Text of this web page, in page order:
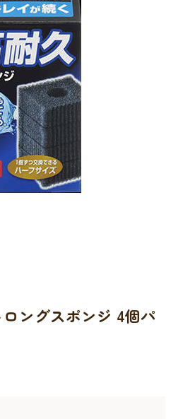
ングスポンジ 4個パ